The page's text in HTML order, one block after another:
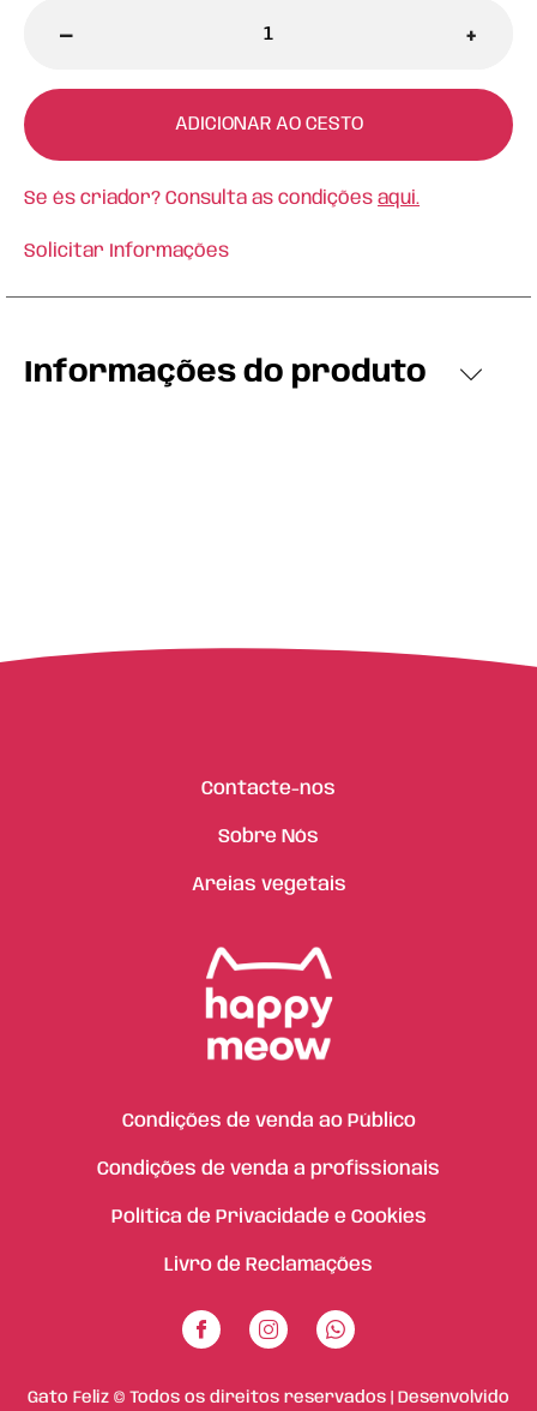
- +
ADICIONAR AO CESTO
Se és criador? Consulta as condições aqui.
Solicitar Informações
Informações do produto
Contacte-nos
Sobre Nós
Areias vegetais
Condições de venda ao Público
Condições de venda a profissionais
Política de Privacidade e Cookies
Livro de Reclamações
Gato Feliz © Todos os direitos reservados | Desenvolvido